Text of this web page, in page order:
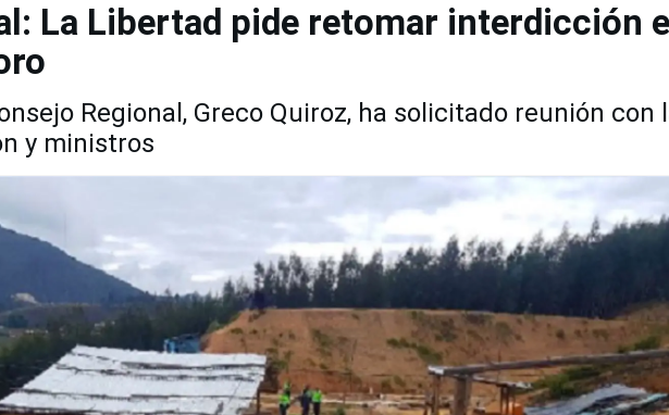
La Libertad pide retomar interdicción
Regional, Greco Quiroz, ha solicitado reunión con
y ministros